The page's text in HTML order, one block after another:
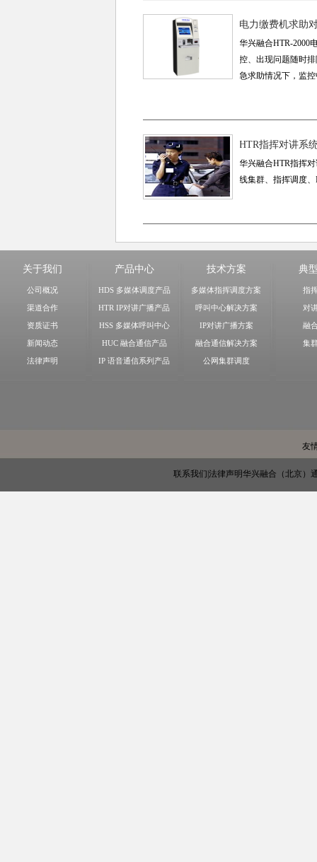
电力缴费机求助
华兴融合HTR-2000
控、出现问题随时
急求助情况下，监
HTR指挥对讲系
华兴融合HTR指挥
线集群、指挥调度
关于我们
公司概况
渠道合作
资质证书
新闻动态
法律声明
产品中心
HDS 多媒体调度产品
HTR IP对讲广播产品
HSS 多媒体呼叫中心
HUC 融合通信产品
IP 语音通信系列产品
技术方案
多媒体指挥调度方案
呼叫中心解决方案
IP对讲广播方案
融合通信解决方案
公网集群调度
典
指
对
融
集
友
联系我们 |法律声明华兴融合（北京）